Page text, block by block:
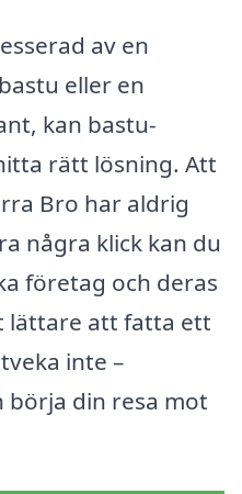
av en
eller en
kan bastu-
rätt lösning. Att
Bro har aldrig
några klick kan du
företag och deras
lättare att fatta ett
inte –
börja din resa mot